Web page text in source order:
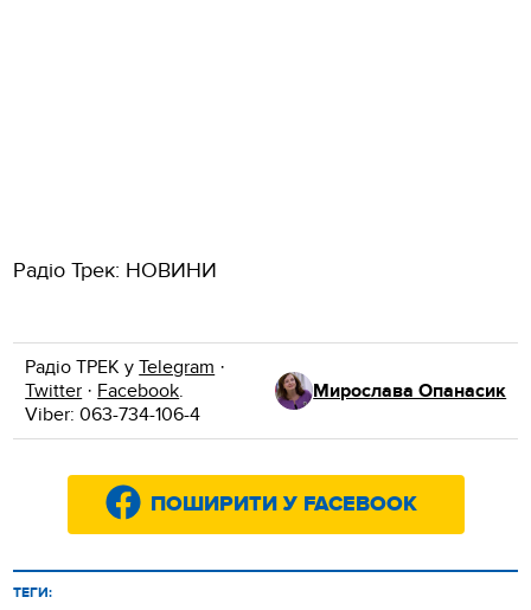
Радіо Трек: НОВИНИ
Радіо ТРЕК уTelegram ·
Twitter · Facebook.
Viber: 063-734-106-4
Мирослава Опанасик
ПОШИРИТИ У FACEBOOK
ТЕГИ: